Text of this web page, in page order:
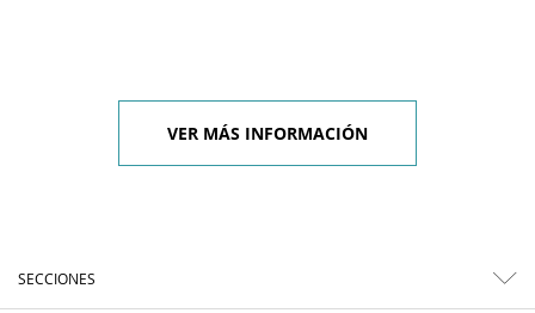
VER MÁS INFORMACIÓN
SECCIONES